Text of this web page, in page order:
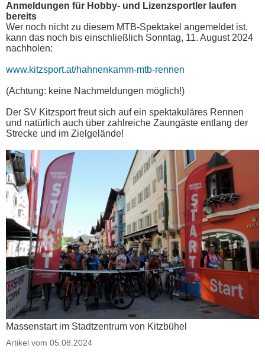
Anmeldungen für Hobby- und Lizenzsportler laufen
bereits
Wer noch nicht zu diesem MTB-Spektakel angemeldet ist,
kann das noch bis einschließlich Sonntag, 11. August 2024
nachholen:
www.kitzsport.at/hahnenkamm-mtb-rennen
(Achtung: keine Nachmeldungen möglich!)
Der SV Kitzsport freut sich auf ein spektakuläres Rennen
und natürlich auch über zahlreiche Zaungäste entlang der
Strecke und im Zielgelände!
Massenstart im Stadtzentrum von Kitzbühel
Artikel vom 05.08.2024